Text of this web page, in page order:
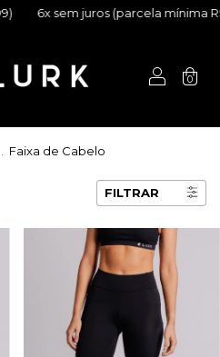
mínima R$50) Frete
0
Faixa de Cabelo
FILTRAR